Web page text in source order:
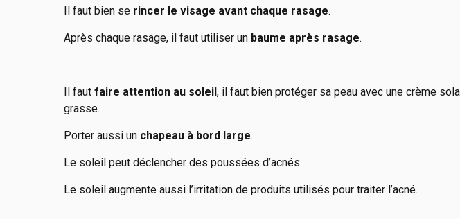
Il faut bien se rincer le visage avant chaque rasage.
Après chaque rasage, il faut utiliser un baume après rasage.
Il faut faire attention au soleil, il faut bien protéger sa peau avec une crème
grasse.
Porter aussi un chapeau à bord large.
Le soleil peut déclencher des poussées d’acnés.
Le soleil augmente aussi l’irritation de produits utilisés pour traiter l’acné.